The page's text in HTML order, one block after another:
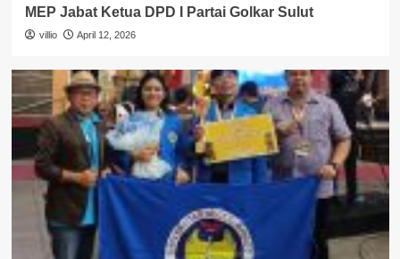
MEP Jabat Ketua DPD I Partai Golkar Sulut
villio April 12, 2026